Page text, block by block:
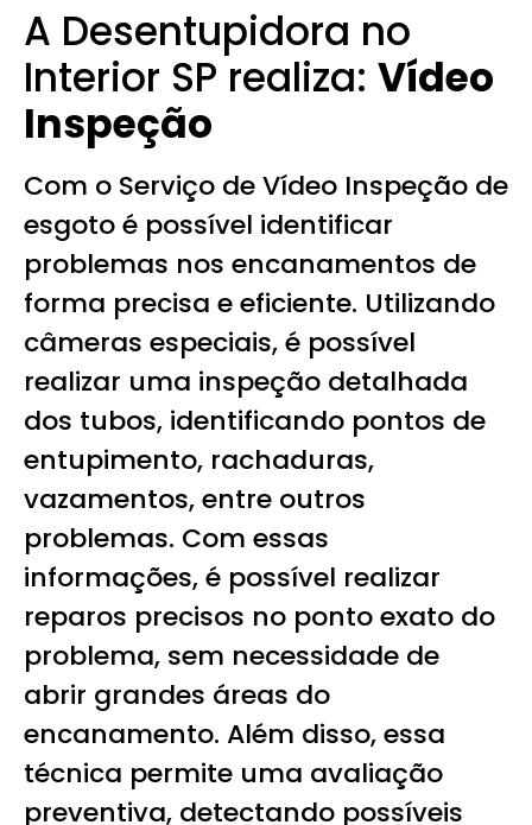
A Desentupidora no
Interior SP realiza: Vídeo
Inspeção
Com o Serviço de Vídeo Inspeção de
esgoto é possível identificar
problemas nos encanamentos de
forma precisa e eficiente. Utilizando
câmeras especiais, é possível
realizar uma inspeção detalhada
dos tubos, identificando pontos de
entupimento, rachaduras,
vazamentos, entre outros
problemas. Com essas
informações, é possível realizar
reparos precisos no ponto exato do
problema, sem necessidade de
abrir grandes áreas do
encanamento. Além disso, essa
técnica permite uma avaliação
preventiva, detectando possíveis